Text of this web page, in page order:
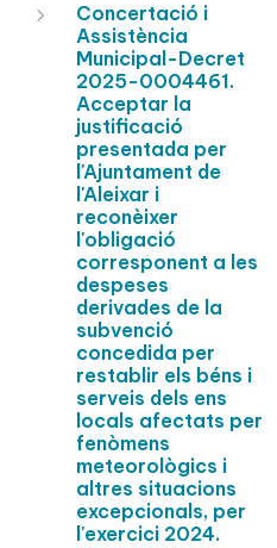
Concertació i
Assistència
Municipal-Decret
2025-0004461.
Acceptar la
justificació
presentada per
l'Ajuntament de
l'Aleixar i
reconèixer
l'obligació
corresponent a les
despeses
derivades de la
subvenció
concedida per
restablir els béns i
serveis dels ens
locals afectats per
fenòmens
meteorològics i
altres situacions
excepcionals, per
l'exercici 2024.